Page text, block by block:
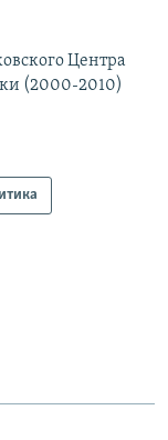
Центра
(2000-2010)